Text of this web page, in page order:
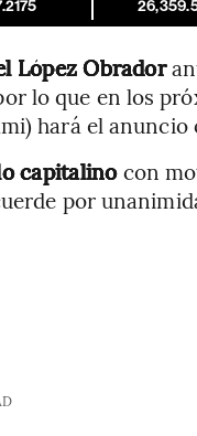
López Obrador
lo que en los
hará el anuncio
capitalinocon
por